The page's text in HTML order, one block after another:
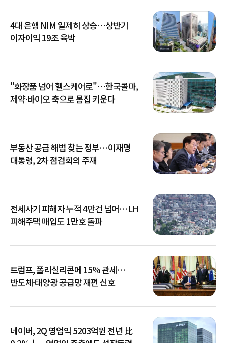
4대 은행 NIM 일제히 상승…상반기
이자이익 19조 육박
"화장품 넘어 헬스케어로"…한국콜마,
제약·바이오 축으로 몸집 키운다
부동산 공급 해법 찾는 정부…이재명
대통령, 2차 점검회의 주재
전세사기 피해자 누적 4만건 넘어…LH
피해주택 매입도 1만호 돌파
트럼프, 폴리실리콘에 15% 관세…
반도체·태양광 공급망 재편 신호
네이버, 2Q 영업익 5203억원 전년 比